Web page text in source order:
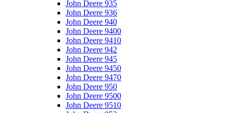
John Deere 935
John Deere 936
John Deere 940
John Deere 9400
John Deere 9410
John Deere 942
John Deere 945
John Deere 9450
John Deere 9470
John Deere 950
John Deere 9500
John Deere 9510